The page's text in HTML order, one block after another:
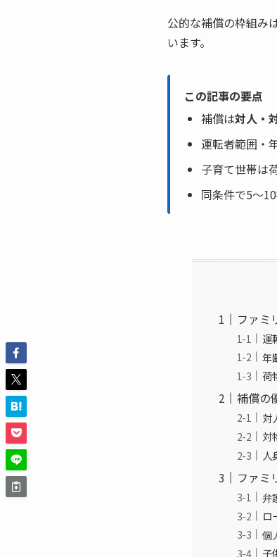
公的な補償の枠組み
います。
この記事の要点
補償は対人・
運転者範囲・
子育て世帯は
同条件で5〜
ファミ
運
年
荷
補償の
対
対
人
ファミ
弁
ロ
個
子